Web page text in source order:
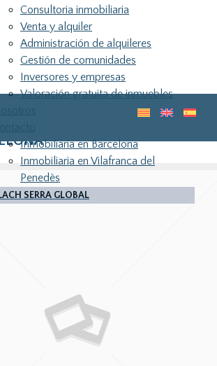
para tu primera vivienda
Consultoria inmobiliaria
Venta y alquiler
Administración de alquileres
Gestión de comunidades
Inversores y empresas
Valoración gratuita de inmuebles
Inmobiliaria en Barcelona
Inmobiliaria en Vilafranca del
Penedès
SERRA GLOBAL